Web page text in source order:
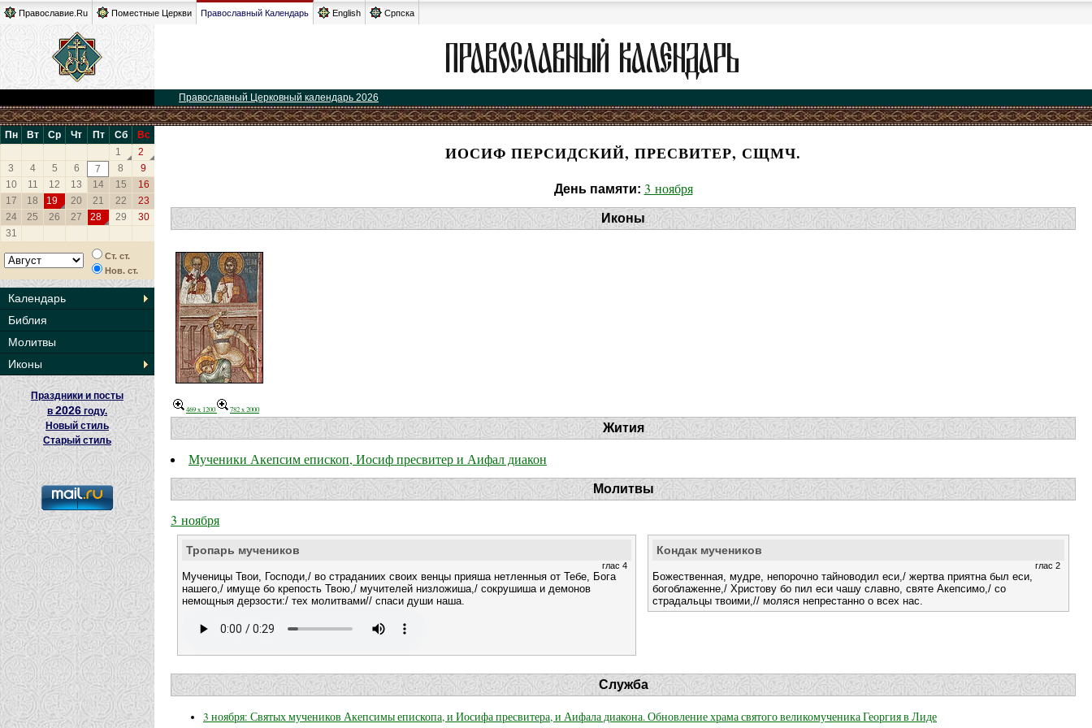
Православие.Ru Поместные Церкви Православный Календарь English Српска
Православный Церковный календарь 2026
Пн Вт Ср Чт Пт Сб
Вс
1
2
3
4 5 6 7 8
9
10
11 12 13 14 15
16
17
18 19 20 21 22
23
24
25 26 27 28 29
30
31
Ст. ст.
Нов. ст.
Календарь
Библия
Молитвы
Иконы
Праздники и посты
в2026 году.
Новый стиль
Старый стиль
ИОСИФ ПЕРСИДСКИЙ, ПРЕСВИТЕР, СЩМЧ.
День памяти: 3 ноября
Иконы
469 x 1200 782 x 2000
Жития
Мученики Акепсим епископ, Иосиф пресвитер и Аифал диакон
Молитвы
3 ноября
Тропарь мучеников
глас 4
Мученицы Твои, Господи,/ во страданиих своих венцы прияша нетленныя от Тебе, Бога
нашего,/ имуще бо крепость Твою,/ мучителей низложиша,/ сокрушиша и демонов
немощныя дерзости:/ тех молитвами// спаси души наша.
Кондак мучеников
глас 2
Божественная, мудре, непорочно тайноводил еси,/ жертва приятна был еси,
богоблаженне,/ Христову бо пил еси чашу славно, святе Акепсимо,/ со
страдальцы твоими,// моляся непрестанно о всех нас.
Служба
3 ноября: Святых мучеников Акепсимы епископа, и Иосифа пресвитера, и Аифала диакона. Обновление храма святого великомученика Георгия в Лиде